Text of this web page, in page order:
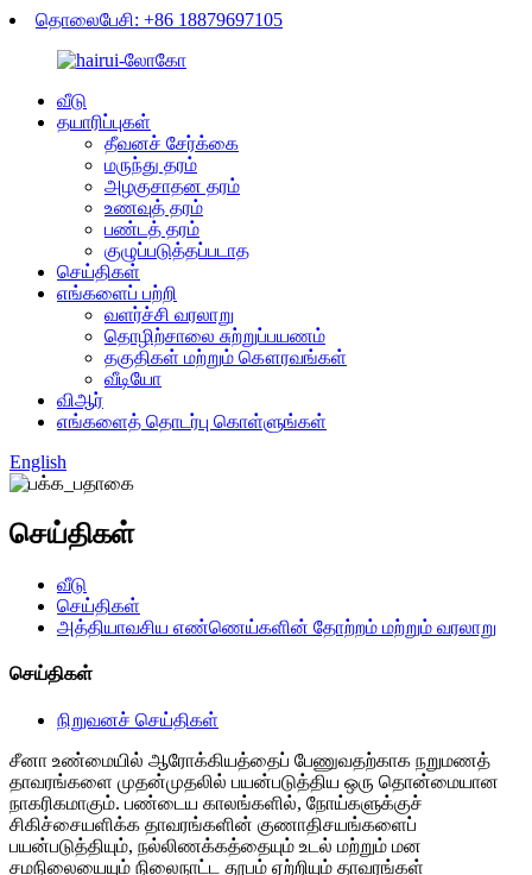
தொலைபேசி: +86 18879697105
வீடு
தயாரிப்புகள்
தீவனச் சேர்க்கை
மருந்து தரம்
அழகுசாதன தரம்
உணவுத் தரம்
பண்டத் தரம்
குழுப்படுத்தப்படாத
செய்திகள்
எங்களைப் பற்றி
வளர்ச்சி வரலாறு
தொழிற்சாலை சுற்றுப்பயணம்
தகுதிகள் மற்றும் கௌரவங்கள்
வீடியோ
விஆர்
எங்களைத் தொடர்பு கொள்ளுங்கள்
English
செய்திகள்
வீடு
செய்திகள்
அத்தியாவசிய எண்ணெய்களின் தோற்றம் மற்றும் வரலாறு
செய்திகள்
நிறுவனச் செய்திகள்
சீனா உண்மையில் ஆரோக்கியத்தைப் பேணுவதற்காக நறுமணத்
தாவரங்களை முதன்முதலில் பயன்படுத்திய ஒரு தொன்மையான
நாகரிகமாகும். பண்டைய காலங்களில், நோய்களுக்குச்
சிகிச்சையளிக்க தாவரங்களின் குணாதிசயங்களைப்
பயன்படுத்தியும், நல்லிணக்கத்தையும் உடல் மற்றும் மன
சமநிலையையும் நிலைநாட்ட தூபம் ஏற்றியும் தாவரங்கள்